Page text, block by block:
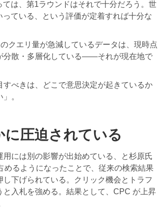
は、第1ラウンドはそれで十分だろう。世
ている、という評価が定着すれば十分な
クエリ量が急減しているデータは、現時点
分散・多層化している——それが現在地で
べきは、どこで意思決定が起きているか
。
に圧迫されている
には別の影響が出始めている、と杉原氏
るようになったことで、従来の検索結果
下げられている。クリック機会とトラフ
入札を強める。結果として、CPC が上昇